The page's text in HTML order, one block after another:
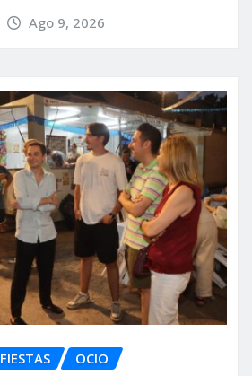
Ago 9, 2026
FIESTAS OCIO